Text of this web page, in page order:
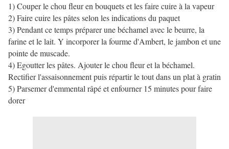
1) Couper le chou fleur en bouquets et les faire cuire à la vapeur
2) Faire cuire les pâtes selon les indications du paquet
3) Pendant ce temps préparer une béchamel avec le beurre, la
farine et le lait. Y incorporer la fourme d'Ambert, le jambon et une
pointe de muscade.
4) Egoutter les pâtes. Ajouter le chou fleur et la béchamel.
Rectifier l'assaisonnement puis répartir le tout dans un plat à gratin
5) Parsemer d'emmental râpé et enfourner 15 minutes pour faire
dorer